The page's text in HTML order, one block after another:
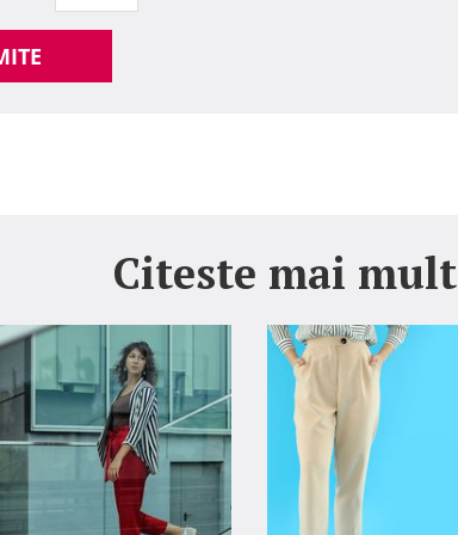
Citeste mai mult